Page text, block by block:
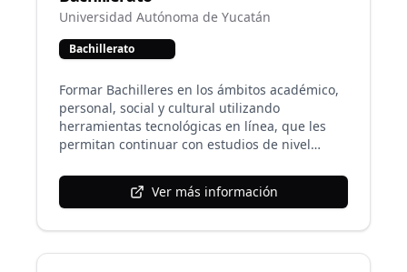
teoría y la práctica archivística, los
humanístico, con un enfoque ético, jurídico y
permita la optimización de los recursos y los
servicios que impacten en el desarrollo social y
económico de la población. La licenciatura se
fundamenta en tres campos de conocimiento:
Administración y sistemas; Humanidades y
ciencias sociales
Universidad Autónoma de Yucatán
Bachillerato
Formar Bachilleres en los ámbitos académico,
personal, social y cultural utilizando
herramientas tecnológicas en línea, que les
permitan continuar con estudios de nivel
laboral.
Ver más información